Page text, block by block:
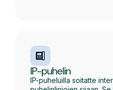
IP-puhelin
IP-puheluilla soitatte